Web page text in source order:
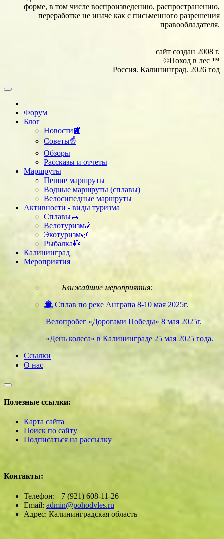
форме, в том числе воспроизведению, распространению,
переработке не иначе как с письменного разрешения
правообладателя.
сайт создан 2008 г.
©Поход в лес ™
Россия. Калининград. 2026 год
Форум
Блог
Новости📰
Советы☝
Обзоры
Рассказы и отчеты
Маршруты
Пешие маршруты
Водные маршруты (сплавы)
Велосипедные маршруты
Активности - виды туризма
Сплавы🚣
Велотуризм🚴
Экотуризм🌿
Рыбалка🎣
Калининград
Мероприятия
Ближайшие мероприятия:
Сплав по реке Анграпа 8-10 мая 2025г.
Велопробег «Дорогами Победы» 8 мая 2025г.
«День колеса» в Калининграде 25 мая 2025 года.
Ссылки
О нас
Полезные ссылки:
Карта сайта
Поиск по сайту
Подписаться на рассылку
Контакты:
Телефон: +7 (921) 608-11-26
Email: admin@pohodvles.ru
Адрес: Калининградская область